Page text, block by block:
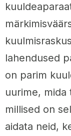
lahendused
on parim
uurime, mida
millised on
aidata neid,